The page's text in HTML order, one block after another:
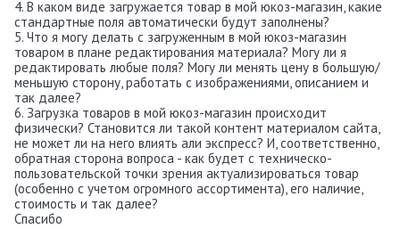
4. В каком виде загружается товар в мой юкоз-магазин, какие
стандартные поля автоматически будут заполнены?
5. Что я могу делать с загруженным в мой юкоз-магазин
товаром в плане редактирования материала? Могу ли я
редактировать любые поля? Могу ли менять цену в большую/
меньшую сторону, работать с изображениями, описанием и
так далее?
6. Загрузка товаров в мой юкоз-магазин происходит
физически? Становится ли такой контент материалом сайта,
не может ли на него влиять али экспресс? И, соответственно,
обратная сторона вопроса - как будет с техническо-
пользовательской точки зрения актуализироваться товар
(особенно с учетом огромного ассортимента), его наличие,
стоимость и так далее?
Спасибо